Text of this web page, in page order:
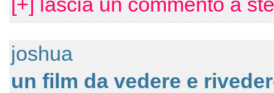
joshua
un film da vedere e